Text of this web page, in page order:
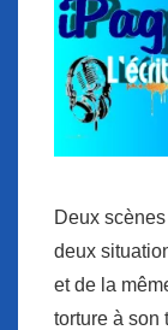
Deux
deux
et de la
torture à son